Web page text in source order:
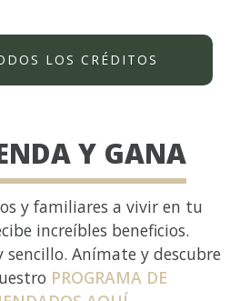
LOS CRÉDITOS
Y GANA
y familiares a vivir en tu
increíbles beneficios.
sencillo. Anímate y descubre
PROGRAMA DE